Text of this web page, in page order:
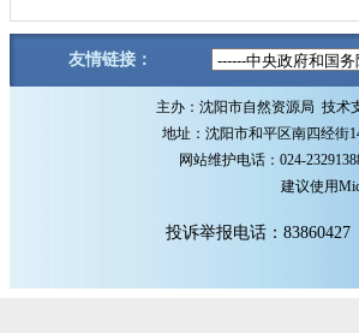
友情链接：
主办：沈阳市自然资源局 技术
地址：沈阳市和平区南四经街
网站维护电话：024-
建议使用
投诉举报电话：83860427